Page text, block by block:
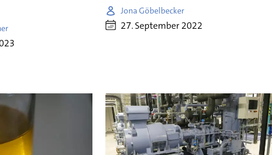
Jona Göbelbecker
27. September 2022